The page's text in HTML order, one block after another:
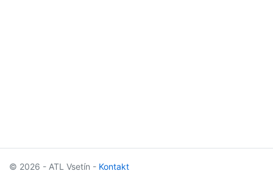
© 2026 - ATL Vsetín - Kontakt